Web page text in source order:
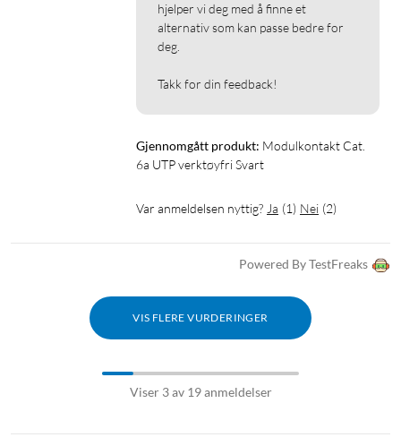
hjelper vi deg med å finne et
alternativ som kan passe bedre for
deg.
Takk for din feedback!
Gjennomgått produkt: Modulkontakt Cat.
6a UTP verktøyfri Svart
Var anmeldelsen nyttig? Ja (1) Nei (2)
Powered By TestFreaks
VIS FLERE VURDERINGER
Viser 3 av 19 anmeldelser